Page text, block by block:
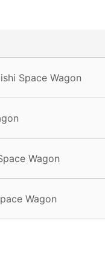
Space Wagon
Wagon
Wagon